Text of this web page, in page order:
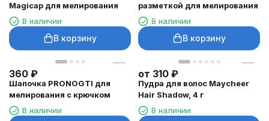
Magicap для мелирования
В наличии
В корзину
разметкой для мелирования
В наличии
В корзину
360 ₽
Шапочка PRONOGTI для
мелирования с крючком
В наличии
от 310 ₽
Пудра для волос Maycheer
Hair Shadow, 4 г
В наличии